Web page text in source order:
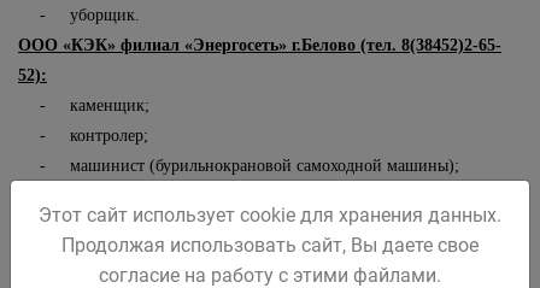
- уборщик.
ООО «КЭК» филиал «Энергосеть» г.Белово (тел. 8(38452)2-65-
52):
- каменщик;
- контролер;
- машинист (бурильнокрановой самоходной машины);
- электромонтер (оперативно-выездной бригады, по ремонту и
монтажу кабельных линий, по эксплуатации распределительных
Этот сайт использует cookie для хранения данных.
Продолжая использовать сайт, Вы даете свое
согласие на работу с этими файлами.